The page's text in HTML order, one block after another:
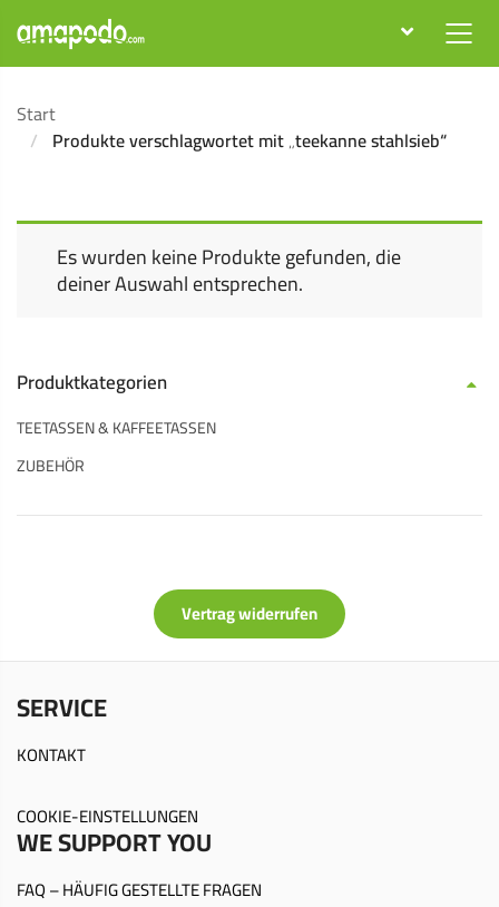
Start
Produkte verschlagwortet mit „teekanne stahlsieb“
Es wurden keine Produkte gefunden, die
deiner Auswahl entsprechen.
Produktkategorien
TEETASSEN & KAFFEETASSEN
ZUBEHÖR
Vertrag widerrufen
SERVICE
KONTAKT
COOKIE-EINSTELLUNGEN
WE SUPPORT YOU
FAQ – HÄUFIG GESTELLTE FRAGEN